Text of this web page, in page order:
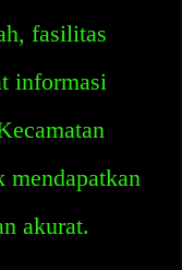
fasilitas
informasi
mendapatkan
akurat.